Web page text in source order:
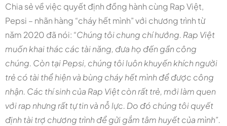
Chia sẻ về việc quyết định đồng hành cùng Rap Việt,
Pepsi – nhãn hàng “cháy hết mình” với chương trình từ
năm 2020 đã nói: “Chúng tôi chung chí hướng. Rap Việt
muốn khai thác các tài năng, đưa họ đến gần công
chúng. Còn tại Pepsi, chúng tôi luôn khuyến khích người
trẻ có tài thể hiện và bùng cháy hết mình để được công
nhận. Các thí sinh của Rap Việt còn rất trẻ, mới làm quen
với rap nhưng rất tự tin và nỗ lực. Do đó chúng tôi quyết
định tài trợ chương trình để gửi gắm tâm huyết của mình”.